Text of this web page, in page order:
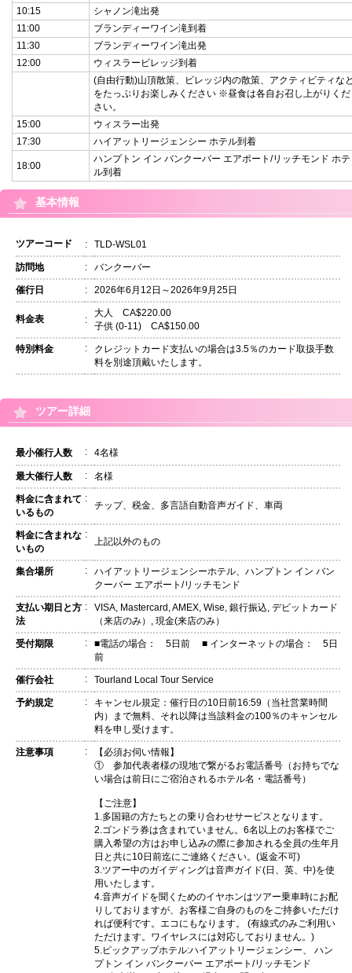
10:15
シャノン滝出発
11:00
ブランディーワイン滝到着
11:30
ブランディーワイン滝出発
12:00
ウィスラービレッジ到着
(自由行動)山頂散策、ビレッジ内の散策、アクティビティな
をたっぷりお楽しみください ※昼食は各自お召し上がりくだ
さい。
15:00
ウィスラー出発
17:30
ハイアットリージェンシー ホテル到着
18:00
ハンプトン イン バンクーバー エアポート/リッチモンド ホテ
ル到着
基本情報
ツアーコード : TLD-WSL01
訪問地 : バンクーバー
催行日 : 2026年6月12日～2026年9月25日
料金表 :
大人 CA$220.00
子供 (0-11) CA$150.00
特別料金 :
クレジットカード支払いの場合は3.5％のカード取扱手数
料を別途頂戴いたします。
ツアー詳細
最小催行人数 : 4名様
最大催行人数 : 名様
料金に含まれて
いるもの
:
チップ、税金、多言語自動音声ガイド、車両
料金に含まれな
いもの
:
上記以外のもの
集合場所 :
ハイアットリージェンシーホテル、ハンプトン イン バン
クーバー エアポート/リッチモンド
支払い期日と方
法
:
VISA, Mastercard, AMEX, Wise, 銀行振込, デビットカード
（来店のみ）, 現金(来店のみ）
受付期限 :
■電話の場合： 5日前 ■ インターネットの場合： 5日
前
催行会社 : Tourland Local Tour Service
予約規定 :
キャンセル規定：催行日の10日前16:59（当社営業時間
内）まで無料、それ以降は当該料金の100％のキャンセル
料を申し受けます。
注意事項 :
【必須お伺い情報】
① 参加代表者様の現地で繋がるお電話番号（お持ちでな
い場合は前日にご宿泊されるホテル名・電話番号）
【ご注意】
1.多国籍の方たちとの乗り合わせサービスとなります。
2.ゴンドラ券は含まれていません。6名以上のお客様でご
購入希望の方はお申し込みの際に参加される全員の生年月
日と共に10日前迄にご連絡ください。(返金不可)
3.ツアー中のガイディングは音声ガイド(日、英、中)を使
用いたします。
4.音声ガイドを聞くためのイヤホンはツアー乗車時にお配
りしておりますが、お客様ご自身のものをご持参いただけ
れば便利です。エコにもなります。 (有線式のみご利用い
ただけます。ワイヤレスには対応しておりません。)
5.ピックアップホテル:ハイアットリージェンシー、 ハン
プトン イン バンクーバー エアポート/リッチモンド